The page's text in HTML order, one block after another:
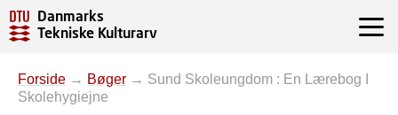
Danmarks
Tekniske Kulturarv
Forside → Bøger → Sund Skoleungdom : En Lærebog I
Skolehygiejne